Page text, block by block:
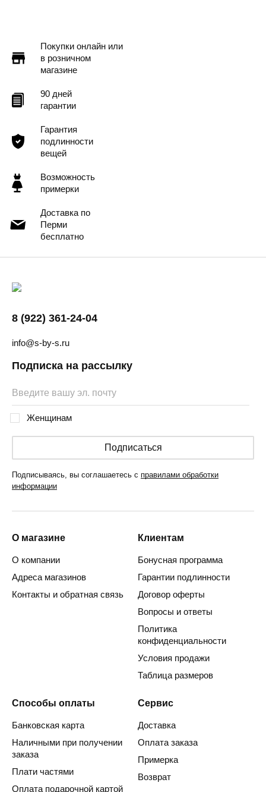
Покупки онлайн или
в розничном
магазине
90 дней
гарантии
Гарантия
подлинности
вещей
Возможность
примерки
Доставка по
Перми
бесплатно
8 (922) 361-24-04
info@s-by-s.ru
Подписка на рассылку
Женщинам
Подписаться
Подписываясь, вы соглашаетесь с правилами обработки
информации
О магазине
О компании
Адреса магазинов
Контакты и обратная связь
Клиентам
Бонусная программа
Гарантии подлинности
Договор оферты
Вопросы и ответы
Политика
конфиденциальности
Условия продажи
Таблица размеров
Способы оплаты
Банковская карта
Наличными при получении
заказа
Плати частями
Оплата подарочной картой
Сервис
Доставка
Оплата заказа
Примерка
Возврат